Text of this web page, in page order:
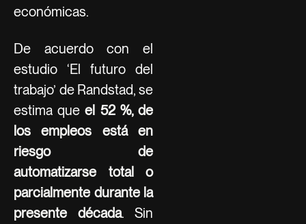
económicas.
De acuerdo con el
estudio ‘El futuro del
trabajo’ de Randstad, se
estima queel 52 %, de
los empleos está en
riesgo de
automatizarse total o
parcialmente durante la
presente década. Sin